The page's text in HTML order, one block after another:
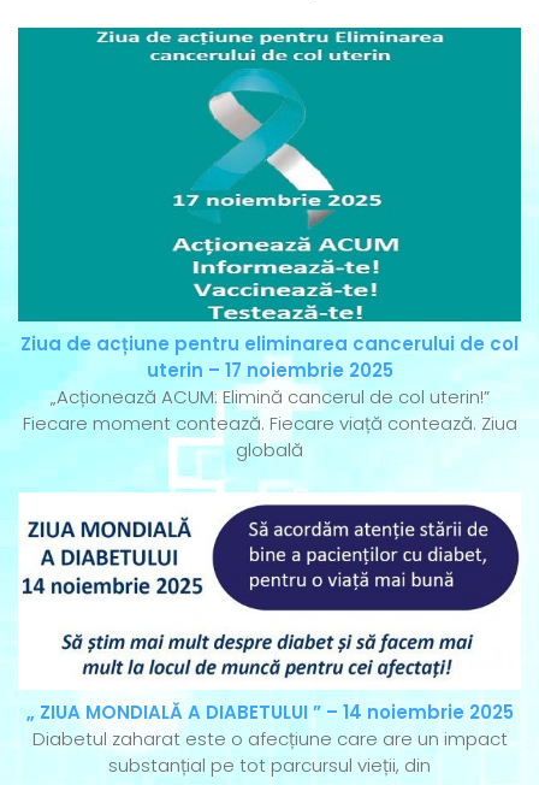
Ziua de acțiune pentru eliminarea cancerului de col
uterin – 17 noiembrie 2025
„Acționează ACUM: Elimină cancerul de col uterin!”
Fiecare moment contează. Fiecare viață contează. Ziua
globală
„ ZIUA MONDIALĂ A DIABETULUI ” – 14 noiembrie 2025
Diabetul zaharat este o afecțiune care are un impact
substanțial pe tot parcursul vieții, din